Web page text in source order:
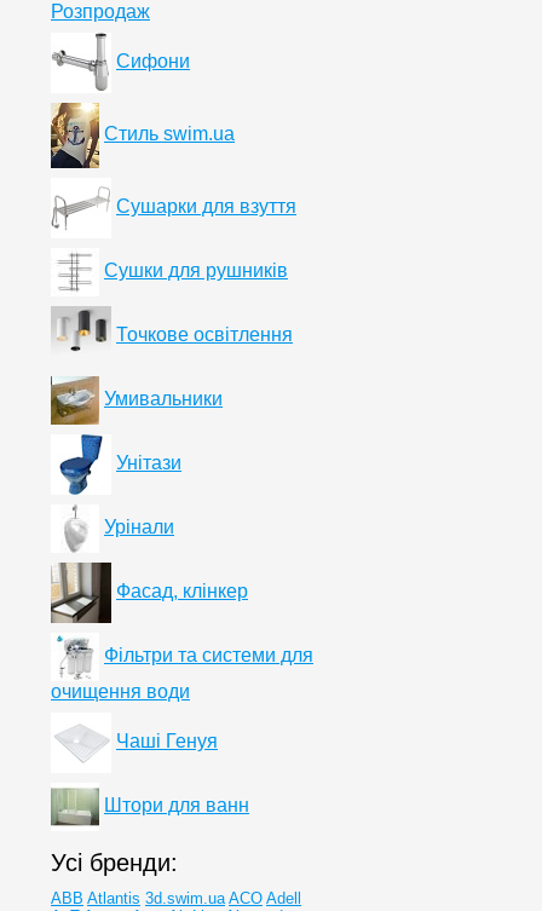
Розпродаж
Сифони
Стиль swim.ua
Сушарки для взуття
Сушки для рушників
Точкове освітлення
Умивальники
Унітази
Урінали
Фасад, клінкер
Фільтри та системи для
очищення води
Чаші Генуя
Штори для ванн
Усі бренди:
ABB Atlantis 3d.swim.ua ACO Adell